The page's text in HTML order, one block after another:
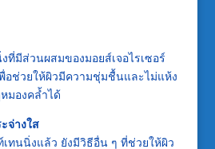
ที่มีส่วนผสมของมอยส์เจอไรเซอร์
อช่วยให้ผิวมีความชุ่มชื้นและไม่แห้ง
มองคล้ำได้
จ่างใส
ทนนิ่งแล้ว ยังมีวิธีอื่น ๆ ที่ช่วยให้ผิว